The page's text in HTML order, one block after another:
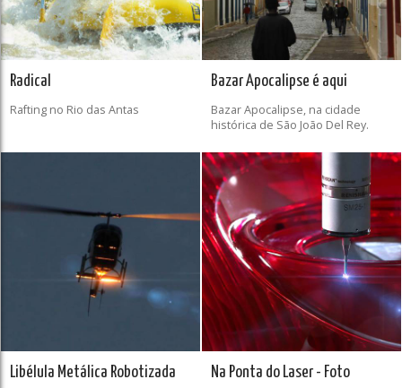
Radical
Rafting no Rio das Antas
Bazar Apocalipse é aqui
Bazar Apocalipse, na cidade
histórica de São João Del Rey.
Libélula Metálica Robotizada Na Ponta do Laser - Foto